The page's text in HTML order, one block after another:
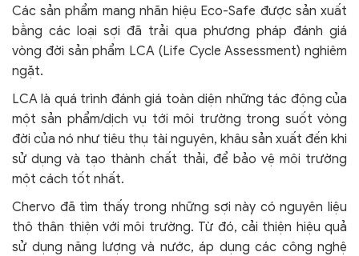
Các sản phẩm mang nhãn hiệu Eco-Safe được sản xuất
bằng các loại sợi đã trải qua phương pháp đánh giá
vòng đời sản phẩm LCA (Life Cycle Assessment) nghiêm
ngặt.
LCA là quá trình đánh giá toàn diện những tác động của
một sản phẩm/dịch vụ tới môi trường trong suốt vòng
đời của nó như tiêu thụ tài nguyên, khâu sản xuất đến khi
sử dụng và tạo thành chất thải, để bảo vệ môi trường
một cách tốt nhất.
Chervo đã tìm thấy trong những sợi này có nguyên liệu
thô thân thiện với môi trường. Từ đó, cải thiện hiệu quả
sử dụng năng lượng và nước, áp dụng các công nghệ